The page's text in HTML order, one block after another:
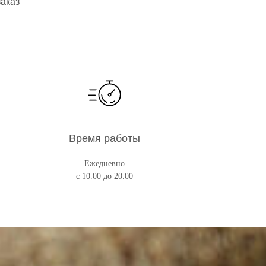
Время работы
Ежедневно
с 10.00 до 20.00